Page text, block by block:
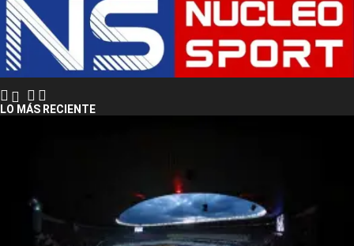
LO MÁS RECIENTE